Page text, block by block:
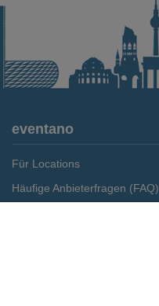
eventano
Für Locations
Häufige Anbieterfragen (FAQ)